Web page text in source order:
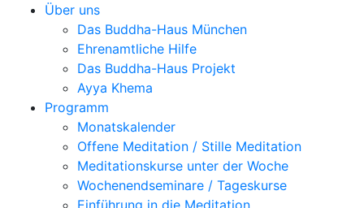
Über uns
Das Buddha-Haus München
Ehrenamtliche Hilfe
Das Buddha-Haus Projekt
Ayya Khema
Programm
Monatskalender
Offene Meditation / Stille Meditation
Meditationskurse unter der Woche
Wochenendseminare / Tageskurse
Einführung in die Meditation